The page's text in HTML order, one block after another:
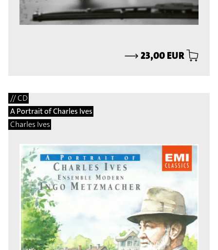
⟶23,00 EUR
// CD
A Portrait of Charles Ives
Charles Ives